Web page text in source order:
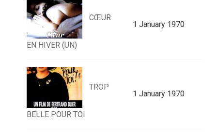
CŒUR
EN HIVER (UN)
1 January 1970
TROP
BELLE POUR TOI
1 January 1970